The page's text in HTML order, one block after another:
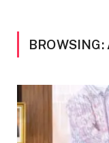
BROWSING: